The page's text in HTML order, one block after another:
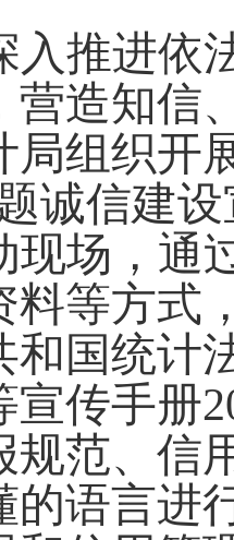
入推进依
营造知信
局组织开
诚信建
现场，通
料等方式
和国统计
宣传手册
规范、信
的语言进